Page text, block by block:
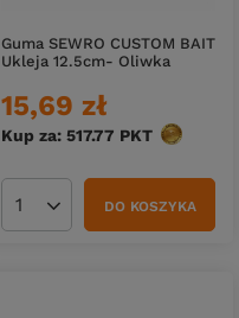
Guma SEWRO CUSTOM BAIT
Ukleja 12.5cm- Oliwka
15,69 zł
Kup za: 517.77 PKT punktów
Ilość produktówDO KOSZYKA